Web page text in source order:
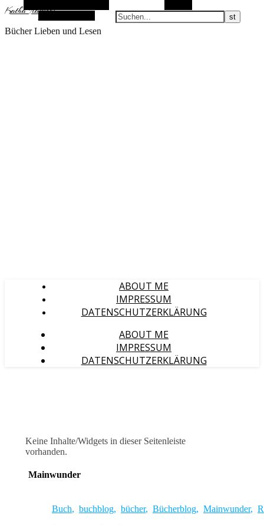
KathaFlauschi
Bücher Lieben und Lesen
Zufallsauswahl
ABOUT ME
IMPRESSUM
DATENSCHUTZERKLÄRUNG
ABOUT ME
IMPRESSUM
DATENSCHUTZERKLÄRUNG
Keine Inhalte/Widgets in dieser Seitenleiste
vorhanden.
Mainwunder
Buch, buchblog, bücher, Bücherblog, Mainwunder,